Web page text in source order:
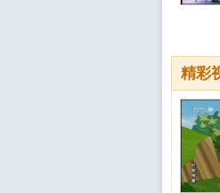
精彩